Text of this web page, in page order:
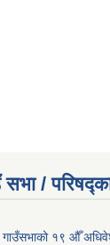
सभा /
गाउँसभाको १९ औँ